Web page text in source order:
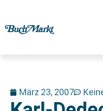
März 23, 2007